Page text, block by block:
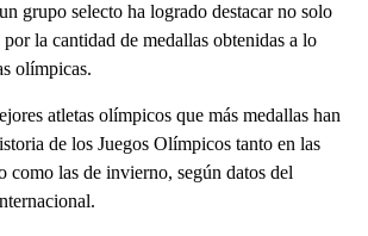
grupo selecto ha logrado destacar no solo
la cantidad de medallas obtenidas a lo
olímpicas.
atletas olímpicos que más medallas han
de los Juegos Olímpicos tanto en las
como las de invierno, según datos del